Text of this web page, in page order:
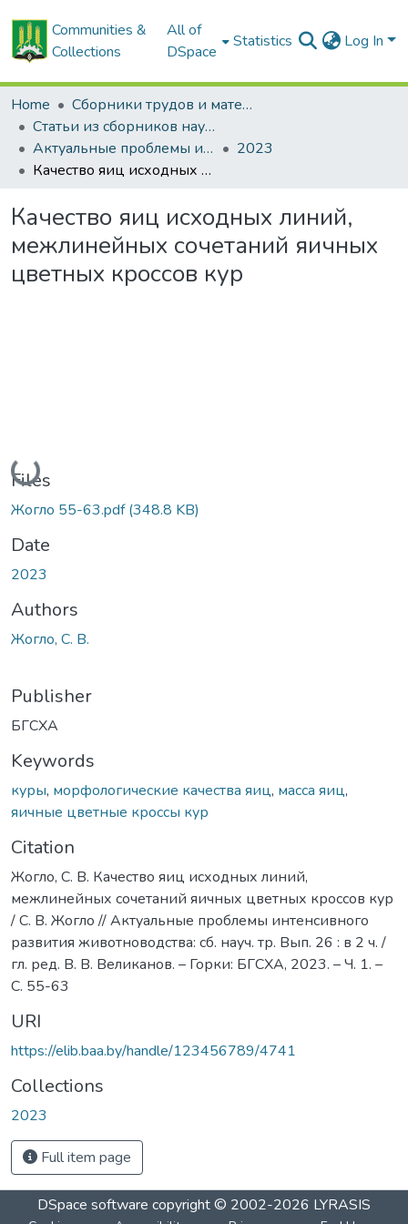
Communities &
Collections
All of
DSpace
Statistics Log In
Home
Сборники трудов и материалов конференций
Статьи из сборников научных трудов
Актуальные проблемы интенсивного развития животноводства: сб. науч. тр.
2023
Качество яиц исходных линий, межлинейных сочетаний яичных цветных кроссов кур
Качество яиц исходных линий,
межлинейных сочетаний яичных
цветных кроссов кур
Loading...
Files
Жогло 55-63.pdf(348.8 KB)
Date
2023
Authors
Жогло, С. В.
Publisher
БГСХА
Keywords
куры, морфологические качества яиц, масса яиц,
яичные цветные кроссы кур
Citation
Жогло, С. В. Качество яиц исходных линий,
межлинейных сочетаний яичных цветных кроссов кур
/ С. В. Жогло // Актуальные проблемы интенсивного
развития животноводства: сб. науч. тр. Вып. 26 : в 2 ч. /
гл. ред. В. В. Великанов. – Горки: БГСХА, 2023. – Ч. 1. –
С. 55-63
URI
https://elib.baa.by/handle/123456789/4741
Collections
2023
Full item page
DSpace software copyright © 2002-2026 LYRASIS